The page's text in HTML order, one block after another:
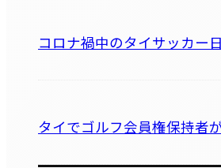
コロナ禍中のタイサッカー
タイでゴルフ会員権保持者